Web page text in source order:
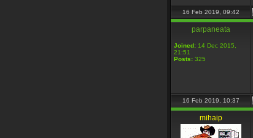
16 Feb 2019, 09:42
parpaneata
Joined: 14 Dec 2015,
21:51
Posts: 325
16 Feb 2019, 10:37
mihaip